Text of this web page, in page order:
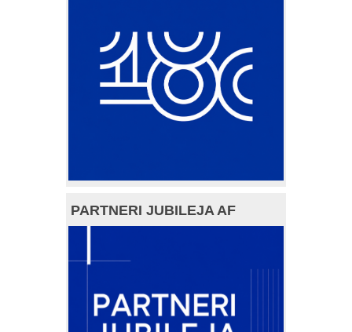
PARTNERI JUBILEJA AF